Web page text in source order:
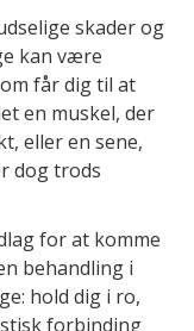
skader og
kan være
får dig til at
en muskel, der
eller en sene,
dog trods
for at komme
behandling i
hold dig i ro,
forbinding